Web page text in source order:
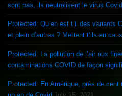
sont pas, ils neutralisent le virus
Protected: Qu’en est t’il des variants
et plein d’autres ? Mettent t’ils en
Protected: La pollution de l’air aux
contaminations COVID de façon
Protected: En Amérique, près de